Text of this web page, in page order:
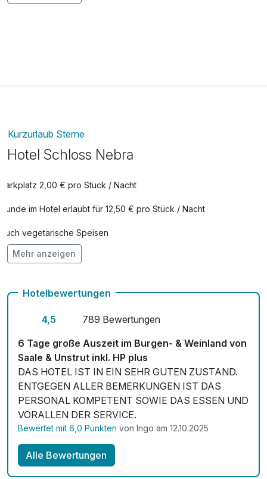
pro Zimmer
Late Check Out bis 14.00 Uhr
pro Stück
Kurzurlaub Sterne
Hotel Schloss Nebra
Parkplatz 2,00 € pro Stück / Nacht
Hunde im Hotel erlaubt für 12,50 € pro Stück / Nacht
Auch vegetarische Speisen
Kostenloses W-LAN
Mehr anzeigen
Hotelbewertungen
4,5
789 Bewertungen
6 Tage große Auszeit im Burgen- & Weinland von
Saale & Unstrut inkl. HP plus
DAS HOTEL IST IN EIN SEHR GUTEN ZUSTAND.
ENTGEGEN ALLER BEMERKUNGEN IST DAS
PERSONAL KOMPETENT SOWIE DAS ESSEN UND
VORALLEN DER SERVICE.
Bewertet mit 6,0 Punkten von Ingo am 12.10.2025
Alle Bewertungen